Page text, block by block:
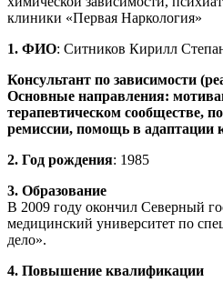
1. ФИО: Ситников Кирилл
Консультант по зависимости
Основные направления:
терапевтическом сообществе,
ремиссии, помощь в адаптации
2. Год рождения: 1985
3. Образование
В 2009 году окончил Северный
медицинский университет по
дело».
4. Повышение квалификации